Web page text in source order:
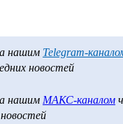
нашим Telegram-
новостей
нашим МАКС-каналом